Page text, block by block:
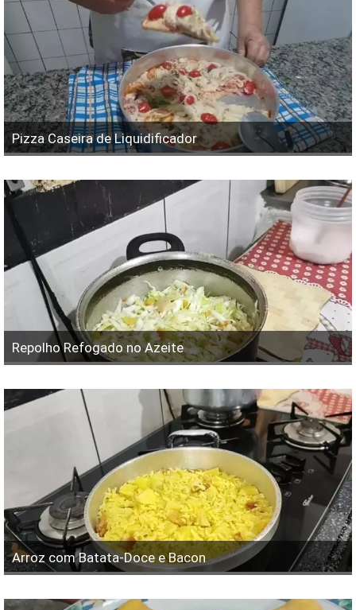
Pizza Caseira de Liquidificador
Repolho Refogado no Azeite
Arroz com Batata-Doce e Bacon